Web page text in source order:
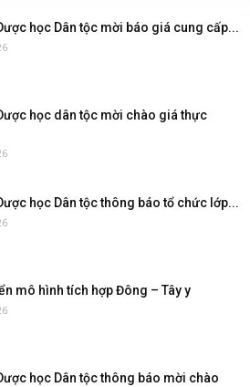
học Dân tộc mời báo giá cung cấp...
học dân tộc mời chào giá thực
học Dân tộc thông báo tổ chức lớp...
mô hình tích hợp Đông – Tây y
học Dân tộc thông báo mời chào